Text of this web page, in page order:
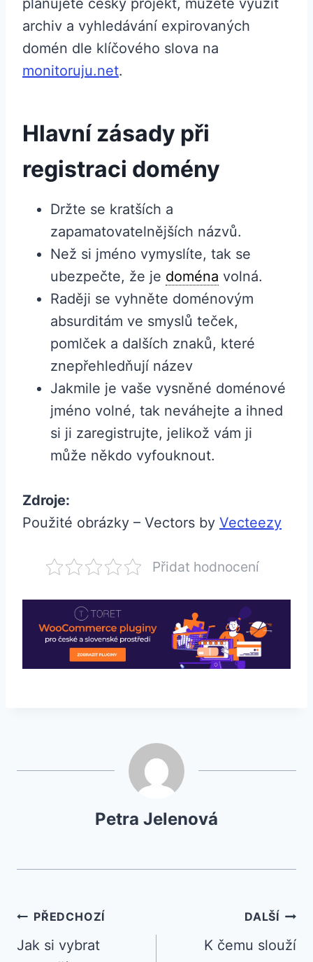
plánujete český projekt, můžete využít
archiv a vyhledávání expirovaných
domén dle klíčového slova na
monitoruju.net.
Hlavní zásady při
registraci domény
Držte se kratších a
zapamatovatelnějších názvů.
Než si jméno vymyslíte, tak se
ubezpečte, že je doména volná.
Raději se vyhněte doménovým
absurditám ve smyslů teček,
pomlček a dalších znaků, které
znepřehledňují název
Jakmile je vaše vysněné doménové
jméno volné, tak neváhejte a ihned
si ji zaregistrujte, jelikož vám ji
může někdo vyfouknout.
Zdroje:
Použité obrázky – Vectors by Vecteezy
Přidat hodnocení
Petra Jelenová
Navigace
PŘEDCHOZÍ
Jak si vybrat
DALŠÍ
K čemu slouží